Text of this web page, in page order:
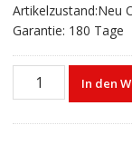
Artikelzustand:Neu
Garantie: 180 Tage
Laptop
In den